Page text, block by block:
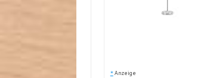
* Anzeige